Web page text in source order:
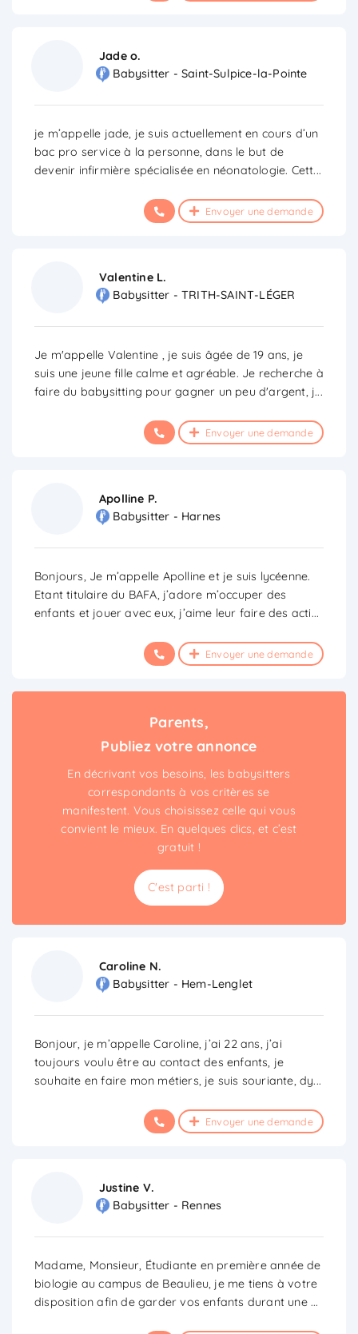
Jade o.
Babysitter - Saint-Sulpice-la-Pointe
je m’appelle jade, je suis actuellement en cours d’un
bac pro service à la personne, dans le but de
devenir infirmière spécialisée en néonatologie. Cett...
Envoyer une demande
Valentine L.
Babysitter - TRITH-SAINT-LÉGER
Je m'appelle Valentine , je suis âgée de 19 ans, je
suis une jeune fille calme et agréable. Je recherche à
faire du babysitting pour gagner un peu d'argent, j...
Envoyer une demande
Apolline P.
Babysitter - Harnes
Bonjours, Je m’appelle Apolline et je suis lycéenne.
Etant titulaire du BAFA, j’adore m’occuper des
enfants et jouer avec eux, j’aime leur faire des acti...
Envoyer une demande
Parents,
Publiez votre annonce
En décrivant vos besoins, les babysitters
correspondants à vos critères se
manifestent. Vous choisissez celle qui vous
convient le mieux. En quelques clics, et c’est
gratuit !
C'est parti !
Caroline N.
Babysitter - Hem-Lenglet
Bonjour, je m’appelle Caroline, j’ai 22 ans, j’ai
toujours voulu être au contact des enfants, je
souhaite en faire mon métiers, je suis souriante, dy...
Envoyer une demande
Justine V.
Babysitter - Rennes
Madame, Monsieur, Étudiante en première année de
biologie au campus de Beaulieu, je me tiens à votre
disposition afin de garder vos enfants durant une ...